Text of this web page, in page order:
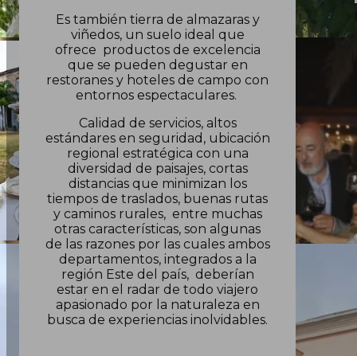
Es también tierra de almazaras y
viñedos, un suelo ideal que
ofrece productos de excelencia
que se pueden degustar en
restoranes y hoteles de campo con
entornos espectaculares.
Calidad de servicios, altos
estándares en seguridad, ubicación
regional estratégica con una
diversidad de paisajes, cortas
distancias que minimizan los
tiempos de traslados, buenas rutas
y caminos rurales, entre muchas
otras características, son algunas
de las razones por las cuales ambos
departamentos, integrados a la
región Este del país, deberían
estar en el radar de todo viajero
apasionado por la naturaleza en
busca de experiencias inolvidables.